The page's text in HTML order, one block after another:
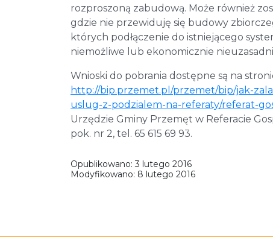
rozproszoną zabudową. Może również
gdzie nie przewiduję się budowy
których podłączenie do istniejącego
niemożliwe lub ekonomicznie
Wnioski do pobrania dostępne są na
http://bip.przemet.pl/przemet/bip/jak-
uslug-z-podzialem-na-referaty/referat-
Urzędzie Gminy Przemęt w Referacie
pok. nr 2, tel. 65 615 69 93.
Opublikowano:3 lutego 2016
Modyfikowano: 8 lutego 2016